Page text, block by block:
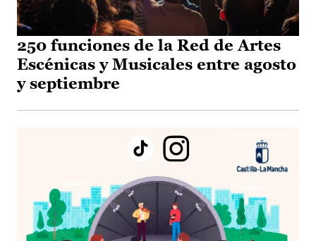
250 funciones de la Red de Artes
Escénicas y Musicales entre agosto
y septiembre